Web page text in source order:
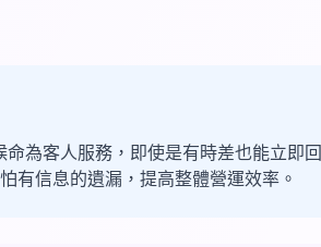
為客人服務，即使是有時差也能立即回
有信息的遺漏，提高整體營運效率。